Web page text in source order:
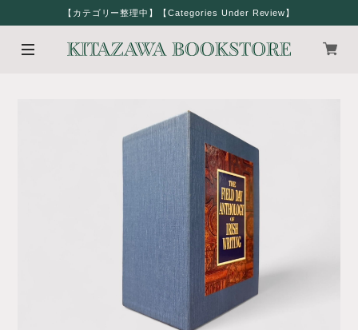
【カテゴリー整理中】【Categories Under Review】